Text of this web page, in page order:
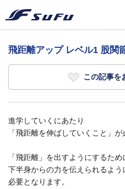
飛距離アップ レベル1 股関
この記事を
進学していくにあたり
「飛距離を伸ばしていくこと」
「飛距離」を出すようにするため
下半身からの力を伝えられるよ
必要となります。